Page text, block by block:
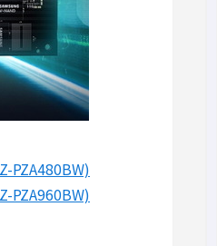
PZA480BW)
PZA960BW)